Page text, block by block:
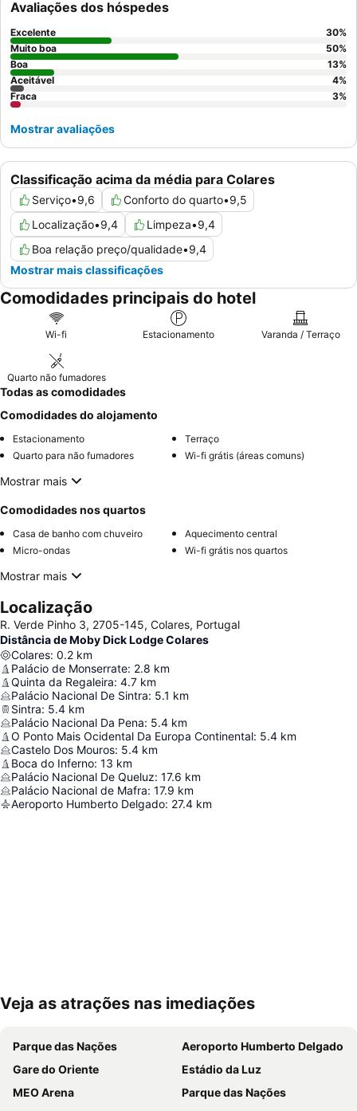
Classificação acima da média para Colares
Serviço•9,6 Conforto do quarto•9,5
Localização•9,4 Limpeza•9,4
Boa relação preço/qualidade•9,4
Mostrar mais classificações
Avaliações dos hóspedes
Excelente 30%
Muito boa
50%
Boa
13%
Aceitável
4%
Fraca
3%
Mostrar avaliações
Comodidades principais do hotel
Wi-fi Estacionamento Varanda / Terraço
Quarto não fumadores
Todas as comodidades
Comodidades do alojamento
Estacionamento
Terraço
Quarto para não fumadores
Wi-fi grátis (áreas comuns)
Mostrar mais
Comodidades nos quartos
Casa de banho com chuveiro
Aquecimento central
Micro-ondas
Wi-fi grátis nos quartos
Mostrar mais
Localização
R. Verde Pinho 3, 2705-145, Colares, Portugal
Distância de Moby Dick Lodge Colares
Colares: 0.2 km
Palácio de Monserrate: 2.8 km
Quinta da Regaleira: 4.7 km
Palácio Nacional De Sintra: 5.1 km
Sintra: 5.4 km
Palácio Nacional Da Pena: 5.4 km
O Ponto Mais Ocidental Da Europa Continental: 5.4 km
Castelo Dos Mouros: 5.4 km
Boca do Inferno: 13 km
Palácio Nacional De Queluz: 17.6 km
Palácio Nacional de Mafra: 17.9 km
Aeroporto Humberto Delgado: 27.4 km
Ampliar mapa
Veja as atrações nas imediações
Parque das Nações
Aeroporto Humberto Delgado
Gare do Oriente
Estádio da Luz
MEO Arena
Parque das Nações